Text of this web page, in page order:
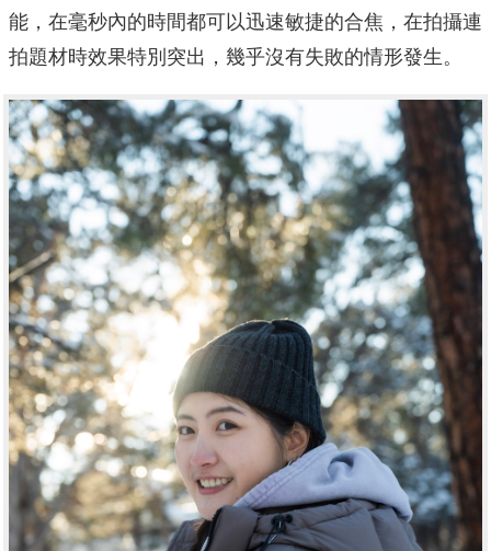
能，在毫秒內的時間都可以迅速敏捷的合焦，在拍攝連
拍題材時效果特別突出，幾乎沒有失敗的情形發生。